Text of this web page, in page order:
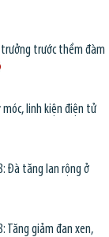
trưởng trước thềm đàm
móc, linh kiện điện tử
Đà tăng lan rộng ở
Tăng giảm đan xen,